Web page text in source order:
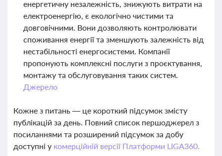
енергетичну незалежність, знижують витрати на
електроенергію, є екологічно чистими та
довговічними. Вони дозволяють контролювати
споживання енергії та зменшують залежність від
нестабільності енергосистеми. Компанії
пропонують комплексні послуги з проєктування,
монтажу та обслуговування таких систем.
Джерело
Кожне з питань — це короткий підсумок змісту
публікацій за день. Повний список першоджерел з
посиланнями та розширений підсумок за добу
доступні у комерційній версії Платформи LIGA360.